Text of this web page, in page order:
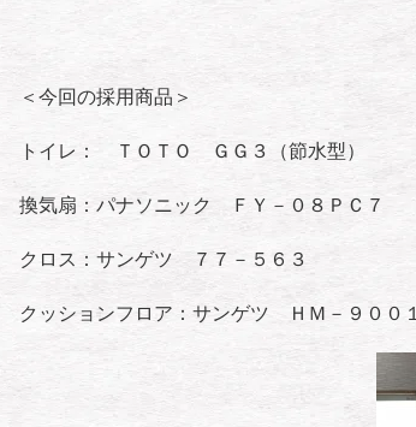
＜今回の採用商品＞
トイレ： ＴＯＴＯ ＧＧ３（節水型）
換気扇：パナソニック ＦＹ－０８ＰＣ７
クロス：サンゲツ ７７－５６３
クッションフロア：サンゲツ ＨＭ－９００１